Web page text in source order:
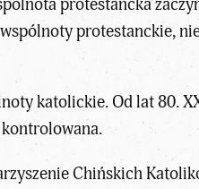
protestancka
protestanckie,
katolickie. Od lat 80.
kontrolowana.
Chińskich